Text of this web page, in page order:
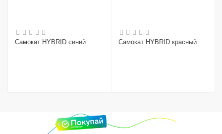
Самокат HYBRID синий Самокат HYBRID красный